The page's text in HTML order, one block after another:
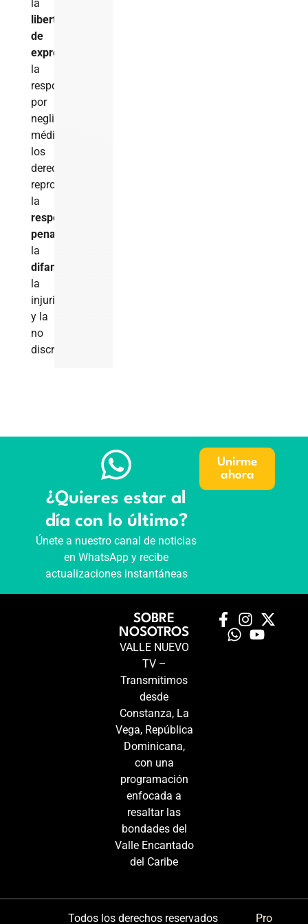
la
libertad
de
expresión
la
responsabilidad
por
negligencia
médica,
los
derechos
reproductivos,
la
responsabilidad
penal
la
difamación
la
injuria
y la
no
discriminación.
¿Quieres estar al
día con lo último?
Únete a nuestro canal de noticias
en WhatsApp y recibe
actualizaciones instantáneas
Unirme
ahora
SOBRE
NOSOTROS
VALLE NUEVO
TV –
Transmitimos
desde
Constanza, La
Vega, República
Dominicana,
con una
programación
enfocada a
resaltar las
bondades del
Valle Encantado
del Caribe
Todos los derechos reservados Pro